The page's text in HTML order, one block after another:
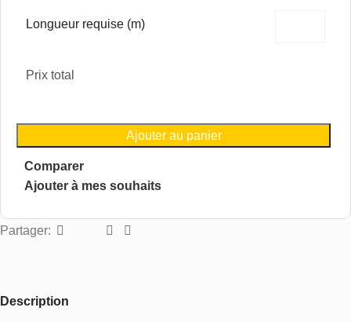
Longueur requise (m)
Prix total
Ajouter au panier
Comparer
Ajouter à mes souhaits
Partager:
Description